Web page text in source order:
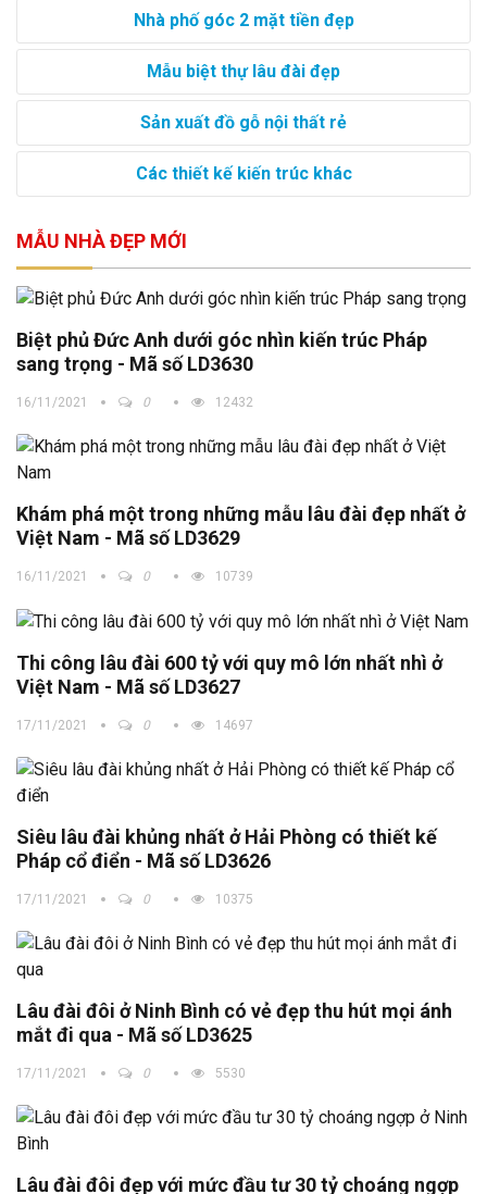
Nhà phố góc 2 mặt tiền đẹp
Mẫu biệt thự lâu đài đẹp
Sản xuất đồ gỗ nội thất rẻ
Các thiết kế kiến trúc khác
MẪU NHÀ ĐẸP MỚI
Biệt phủ Đức Anh dưới góc nhìn kiến trúc Pháp
sang trọng - Mã số LD3630
16/11/2021 0 12432
Khám phá một trong những mẫu lâu đài đẹp nhất ở
Việt Nam - Mã số LD3629
16/11/2021 0 10739
Thi công lâu đài 600 tỷ với quy mô lớn nhất nhì ở
Việt Nam - Mã số LD3627
17/11/2021 0 14697
Siêu lâu đài khủng nhất ở Hải Phòng có thiết kế
Pháp cổ điển - Mã số LD3626
17/11/2021 0 10375
Lâu đài đôi ở Ninh Bình có vẻ đẹp thu hút mọi ánh
mắt đi qua - Mã số LD3625
17/11/2021 0 5530
Lâu đài đôi đẹp với mức đầu tư 30 tỷ choáng ngợp